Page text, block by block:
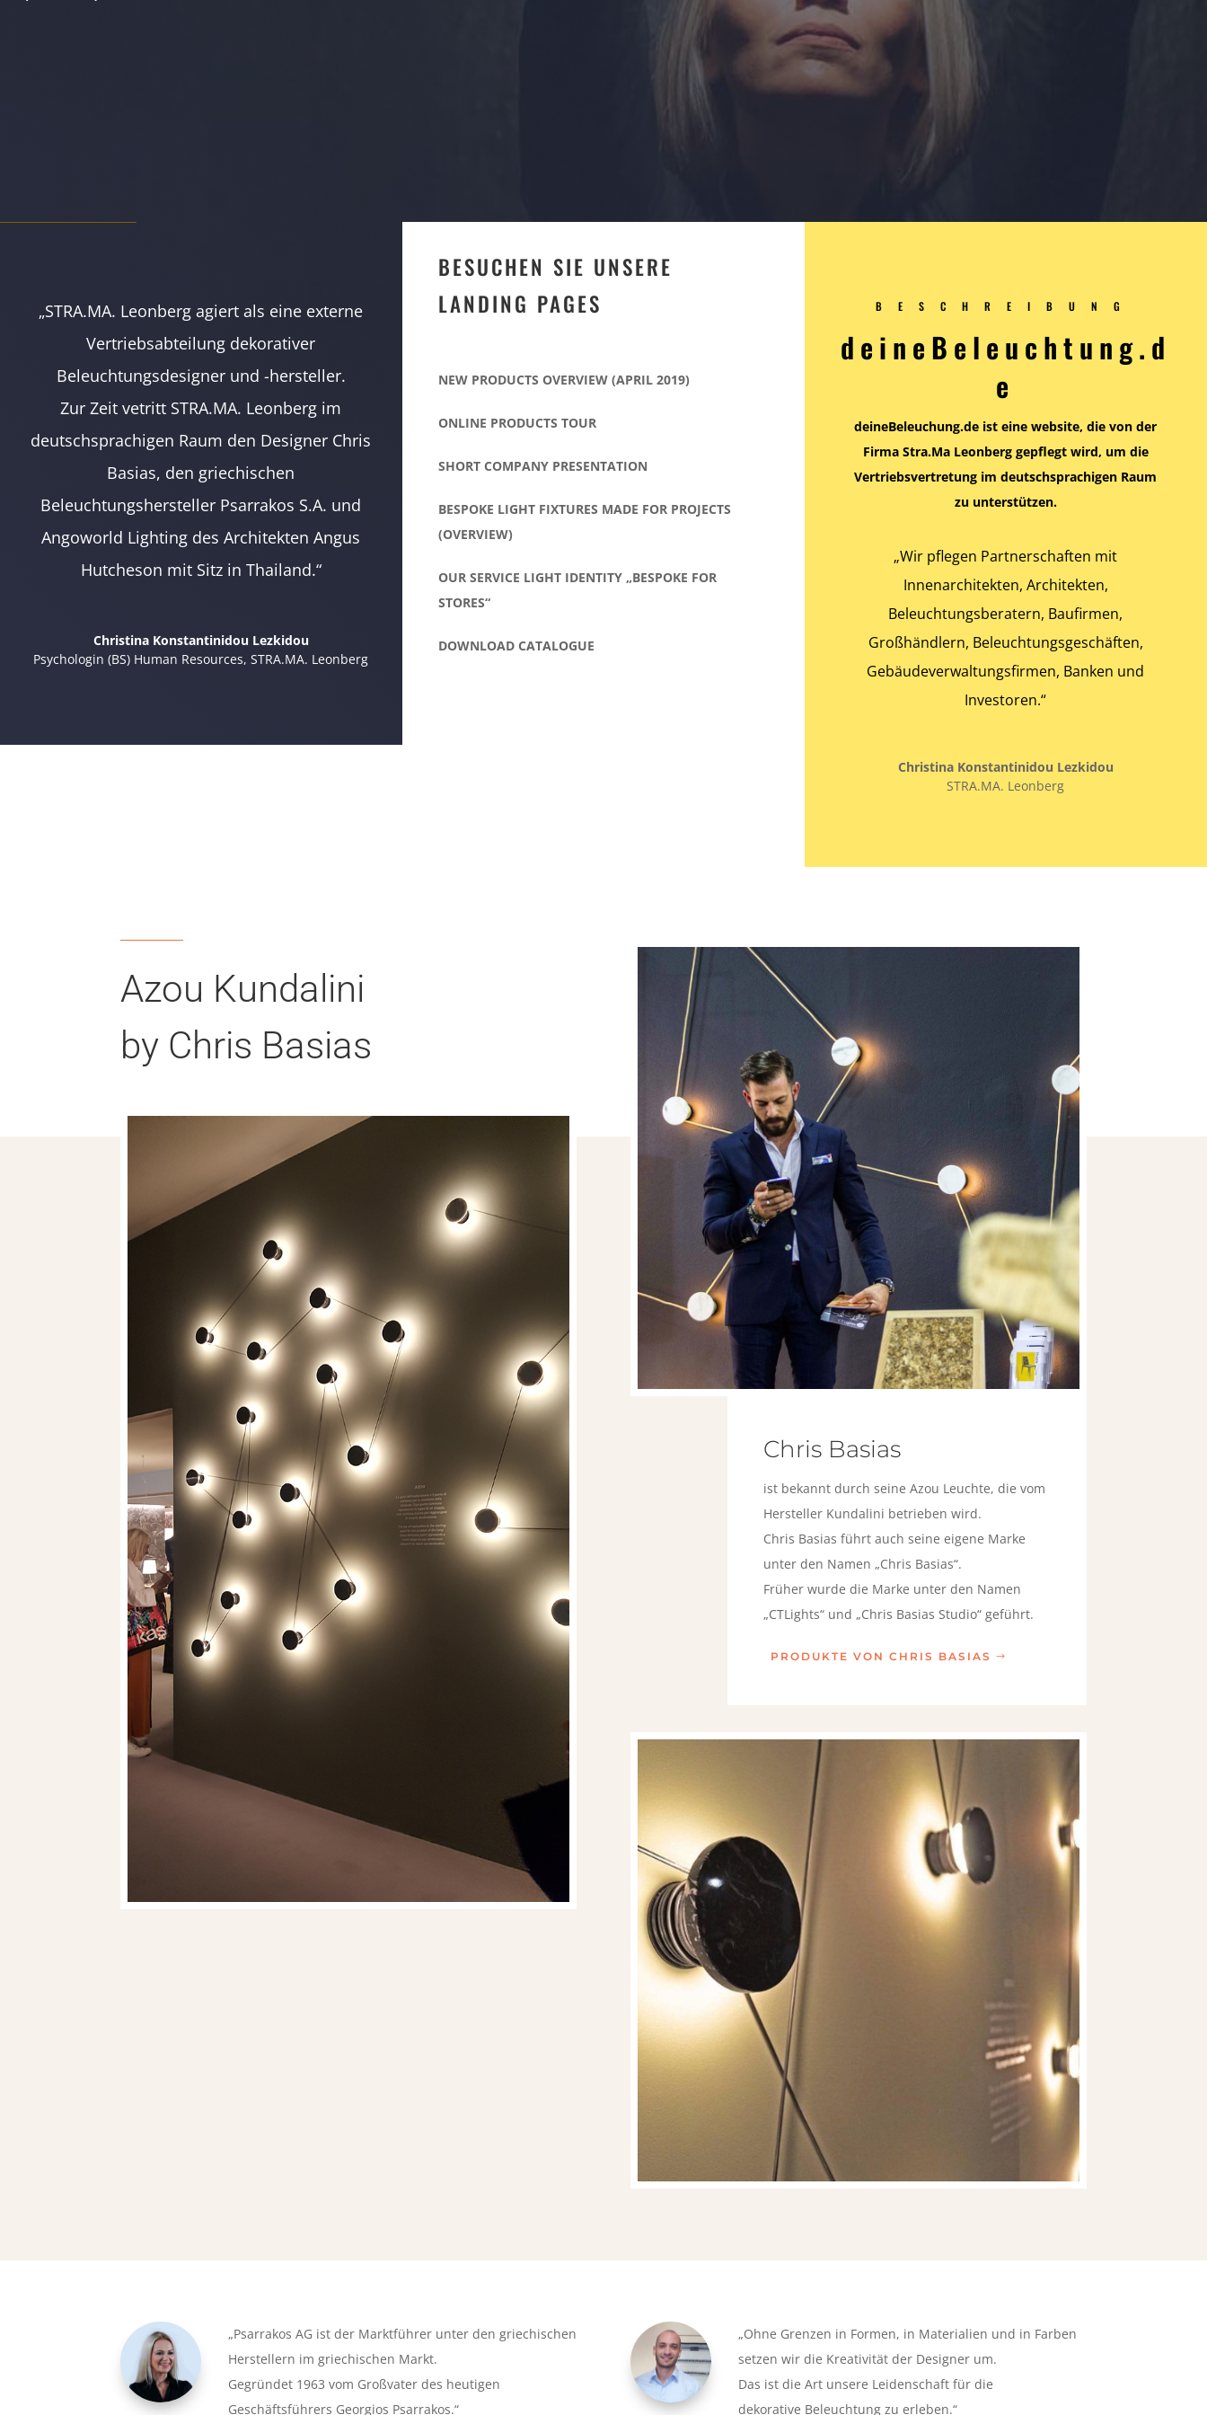
„STRA.MA. Leonberg agiert als eine externe
Vertriebsabteilung dekorativer
Beleuchtungsdesigner und -hersteller.
Zur Zeit vetritt STRA.MA. Leonberg im
deutschsprachigen Raum den Designer Chris
Basias, den griechischen
Beleuchtungshersteller Psarrakos S.A. und
Angoworld Lighting des Architekten Angus
Hutcheson mit Sitz in Thailand.“
Christina Konstantinidou Lezkidou
Psychologin (BS) Human Resources, STRA.MA. Leonberg
BESUCHEN SIE UNSERE
LANDING PAGES
NEW PRODUCTS OVERVIEW (APRIL 2019)
ONLINE PRODUCTS TOUR
SHORT COMPANY PRESENTATION
BESPOKE LIGHT FIXTURES MADE FOR PROJECTS
(OVERVIEW)
OUR SERVICE LIGHT IDENTITY „BESPOKE FOR
STORES“
DOWNLOAD CATALOGUE
BESCHREIBUNG
deineBeleuchtung.d
e
deineBeleuchung.de ist eine website, die von der
Firma Stra.Ma Leonberg gepflegt wird, um die
Vertriebsvertretung im deutschsprachigen Raum
zu unterstützen.
„Wir pflegen Partnerschaften mit
Innenarchitekten, Architekten,
Beleuchtungsberatern, Baufirmen,
Großhändlern, Beleuchtungsgeschäften,
Gebäudeverwaltungsfirmen, Banken und
Investoren.“
Christina Konstantinidou Lezkidou
STRA.MA. Leonberg
Azou Kundalini
by Chris Basias
Chris Basias
ist bekannt durch seine Azou Leuchte, die vom
Hersteller Kundalini betrieben wird.
Chris Basias führt auch seine eigene Marke
unter den Namen „Chris Basias“.
Früher wurde die Marke unter den Namen
„CTLights“ und „Chris Basias Studio“ geführt.
PRODUKTE VON CHRIS BASIAS
„Psarrakos AG ist der Marktführer unter den griechischen
Herstellern im griechischen Markt.
Gegründet 1963 vom Großvater des heutigen
Geschäftsführers Georgios Psarrakos.“
„Ohne Grenzen in Formen, in Materialien und in Farben
setzen wir die Kreativität der Designer um.
Das ist die Art unsere Leidenschaft für die
dekorative Beleuchtung zu erleben.“